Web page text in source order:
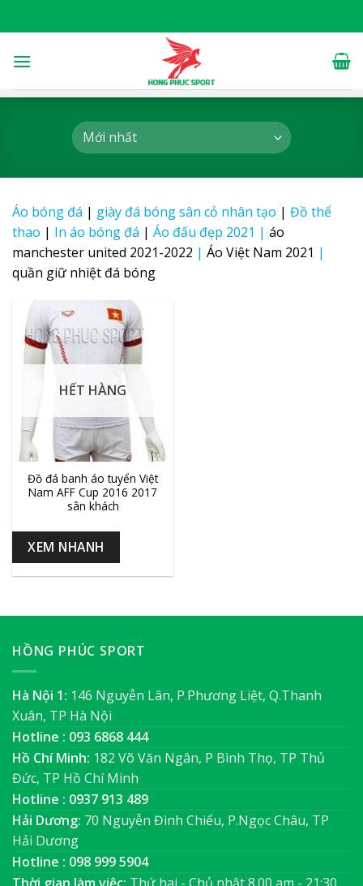
to
Áo bóng đá | giày đá bóng sân cỏ nhân tạo | Đồ thể
thao | In áo bóng đá | Áo đấu đẹp 2021 | áo
manchester united 2021-2022 | Áo Việt Nam 2021 |
quần giữ nhiệt đá bóng
HẾT HÀNG
Đồ đá banh áo tuyển Việt
Nam AFF Cup 2016 2017
sân khách
XEM NHANH
HỒNG PHÚC SPORT
Hà Nội 1: 146 Nguyễn Lân, P.Phương Liệt, Q.Thanh
Xuân, TP Hà Nội
Hotline : 093 6868 444
Hồ Chí Minh: 182 Võ Văn Ngân, P Bình Thọ, TP Thủ
Đức, TP Hồ Chí Minh
Hotline : 0937 913 489
Hải Dương: 70 Nguyễn Đình Chiểu, P.Ngọc Châu, TP
Hải Dương
Hotline : 098 999 5904